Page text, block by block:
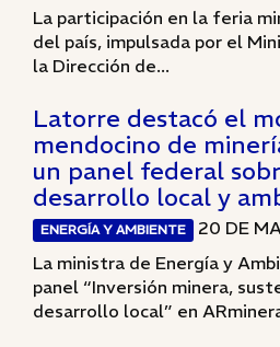
La participación en la feria
del país, impulsada por el
la Dirección de...
Latorre destacó el
mendocino de
un panel federal
desarrollo local y
ENERGÍA Y AMBIENTE
20 DE
La ministra de Energía y
panel “Inversión minera,
desarrollo local” en